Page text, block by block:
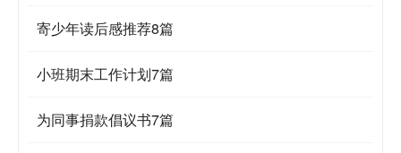
寄少年读后感推荐8篇
小班期末工作计划7篇
为同事捐款倡议书7篇